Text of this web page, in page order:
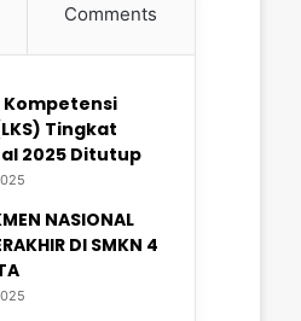
Comments
Kompetensi
Tingkat
2025 Ditutup
NASIONAL
DI SMKN 4